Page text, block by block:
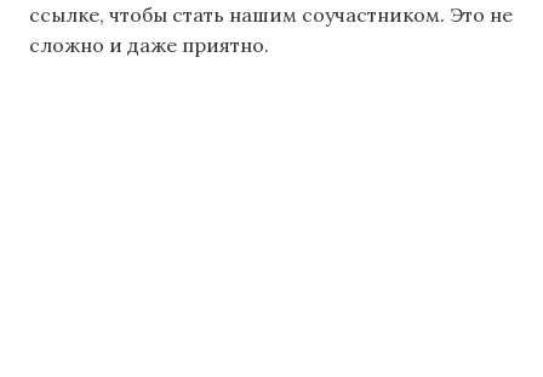
ссылке, чтобы стать нашим соучастником. Это не
сложно и даже приятно.